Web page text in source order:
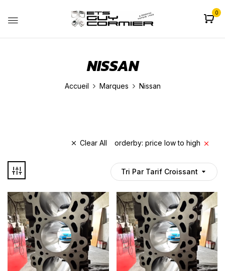
0
NISSAN
Accueil Marques Nissan
Clear All orderby: price low to high
Tri Par Tarif Croissant